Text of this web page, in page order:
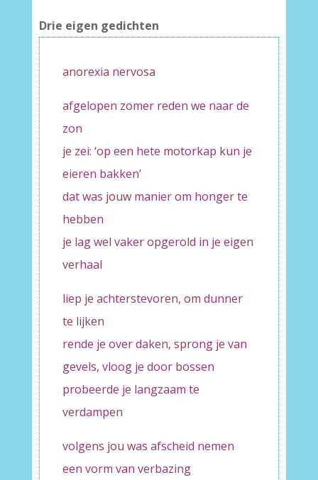
Drie eigen gedichten
anorexia nervosa
afgelopen zomer reden we naar de
zon
je zei: ‘op een hete motorkap kun je
eieren bakken’
dat was jouw manier om honger te
hebben
je lag wel vaker opgerold in je eigen
verhaal
liep je achterstevoren, om dunner
te lijken
rende je over daken, sprong je van
gevels, vloog je door bossen
probeerde je langzaam te
verdampen
volgens jou was afscheid nemen
een vorm van verbazing